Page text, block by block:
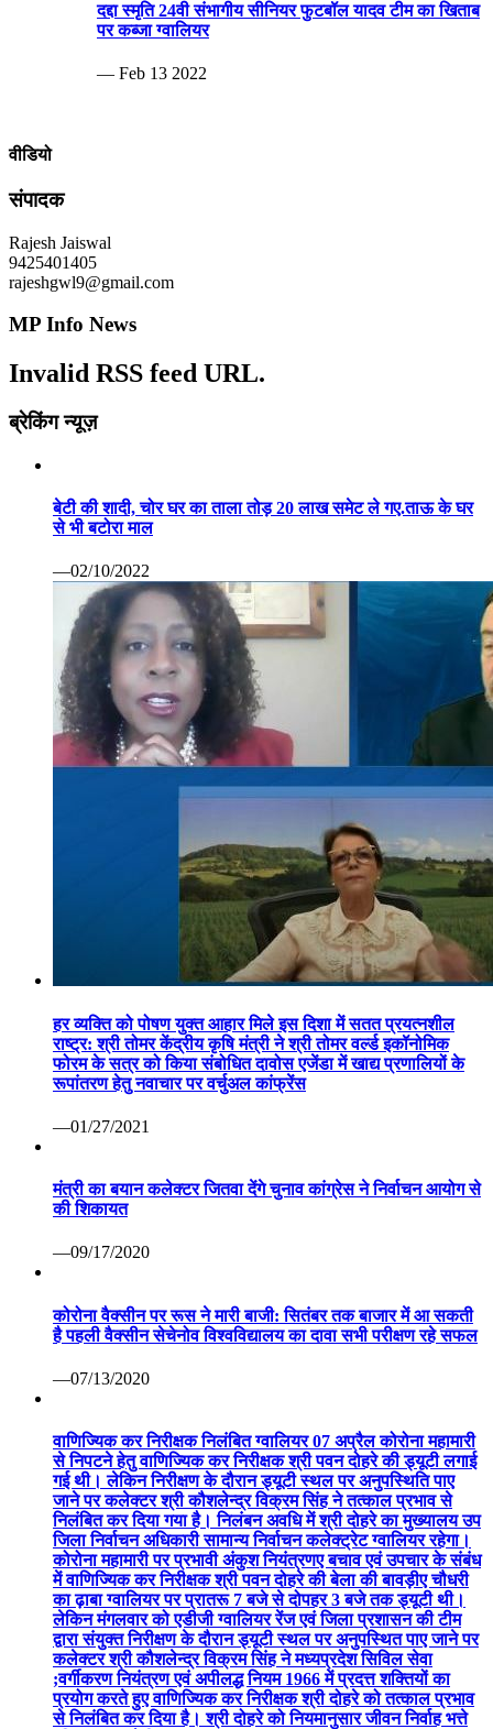
दद्दा स्मृति 24वी संभागीय सीनियर फुटबॉल यादव टीम का खिताब
पर कब्जा ग्वालियर
— Feb 13 2022
वीडियो
संपादक
Rajesh Jaiswal
9425401405
rajeshgwl9@gmail.com
MP Info News
Invalid RSS feed URL.
ब्रेकिंग न्यूज़
बेटी की शादी, चोर घर का ताला तोड़ 20 लाख समेट ले गए.ताऊ के घर
से भी बटोरा माल
—02/10/2022
हर व्यक्ति को पोषण युक्त आहार मिले इस दिशा में सतत प्रयत्नशील
राष्ट्र: श्री तोमर केंद्रीय कृषि मंत्री ने श्री तोमर वर्ल्ड इकॉनोमिक
फोरम के सत्र को किया संबोधित दावोस एजेंडा में खाद्य प्रणालियों के
रूपांतरण हेतु नवाचार पर वर्चुअल कांफ्रेंस
—01/27/2021
मंत्री का बयान कलेक्टर जितवा देंगे चुनाव कांग्रेस ने निर्वाचन आयोग से
की शिकायत
—09/17/2020
कोरोना वैक्सीन पर रूस ने मारी बाजी: सितंबर तक बाजार में आ सकती
है पहली वैक्सीन सेचेनोव विश्वविद्यालय का दावा सभी परीक्षण रहे सफल
—07/13/2020
वाणिज्यिक कर निरीक्षक निलंबित ग्वालियर 07 अप्रैल कोरोना महामारी
से निपटने हेतु वाणिज्यिक कर निरीक्षक श्री पवन दोहरे की ड्यूटी लगाई
गई थी। लेकिन निरीक्षण के दौरान ड्यूटी स्थल पर अनुपस्थिति पाए
जाने पर कलेक्टर श्री कौशलेन्द्र विक्रम सिंह ने तत्काल प्रभाव से
निलंबित कर दिया गया है। निलंबन अवधि में श्री दोहरे का मुख्यालय उप
जिला निर्वाचन अधिकारी सामान्य निर्वाचन कलेक्ट्रेट ग्वालियर रहेगा।
कोरोना महामारी पर प्रभावी अंकुश नियंत्रणए बचाव एवं उपचार के संबंध
में वाणिज्यिक कर निरीक्षक श्री पवन दोहरे की बेला की बावड़ीए चौधरी
का ढ़ाबा ग्वालियर पर प्रातरू 7 बजे से दोपहर 3 बजे तक ड्यूटी थी।
लेकिन मंगलवार को एडीजी ग्वालियर रेंज एवं जिला प्रशासन की टीम
द्वारा संयुक्त निरीक्षण के दौरान ड्यूटी स्थल पर अनुपस्थित पाए जाने पर
कलेक्टर श्री कौशलेन्द्र विक्रम सिंह ने मध्यप्रदेश सिविल सेवा
;वर्गीकरण नियंत्रण एवं अपीलद्ध नियम 1966 में प्रदत्त शक्तियों का
प्रयोग करते हुए वाणिज्यिक कर निरीक्षक श्री दोहरे को तत्काल प्रभाव
से निलंबित कर दिया है। श्री दोहरे को नियमानुसार जीवन निर्वाह भत्ते